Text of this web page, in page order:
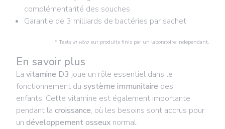
complémentarité des souches
Garantie de 3 milliards de bactéries par sachet
* Tests in vitro sur produits finis par un laboratoire indépendant.
En savoir plus
La vitamine D3 joue un rôle essentiel dans le
fonctionnement du système immunitaire des
enfants. Cette vitamine est également importante
pendant la croissance, où les besoins sont accrus pour
un développement osseux normal.